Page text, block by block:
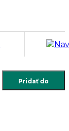
Pridať do